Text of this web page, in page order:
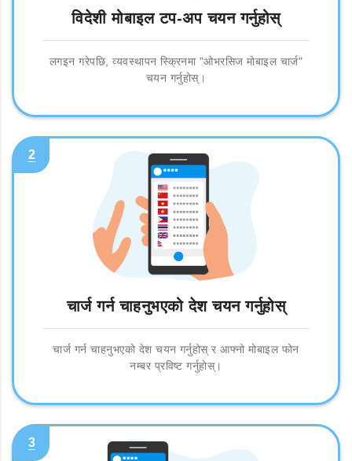
विदेशी मोबाइल टप-अप चयन गर्नुहोस्
लगइन गरेपछि, व्यवस्थापन स्क्रिनमा "ओभरसिज मोबाइल चार्ज"
चयन गर्नुहोस्।
2
चार्ज गर्न चाहनुभएको देश चयन गर्नुहोस्
चार्ज गर्न चाहनुभएको देश चयन गर्नुहोस् र आफ्नो मोबाइल फोन
नम्बर प्रविष्ट गर्नुहोस्।
3